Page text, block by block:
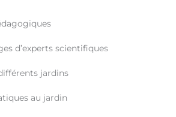
d’experts scientifiques
jardins
au jardin